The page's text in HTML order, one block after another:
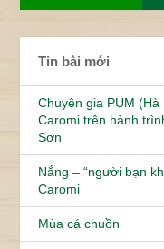
Tin bài mới
Chuyên gia PUM
Caromi trên hành
Sơn
Nắng – “người bạn
Caromi
Mùa cá chuồn